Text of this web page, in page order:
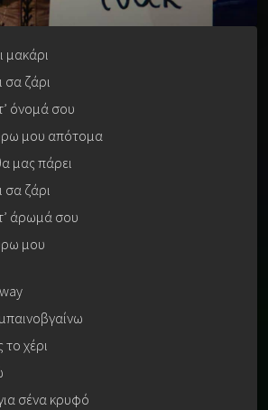
μακάρι
σα ζάρι
όνομά σου
μου απότομα
μας πάρει
σα ζάρι
άρωμά σου
μου
το χέρι
σένα κρυφό